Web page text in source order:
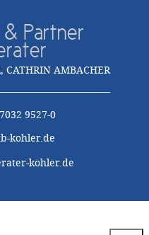
Partner
CATHRIN AMBACHER
9527-0
kohler.de
kohler.de